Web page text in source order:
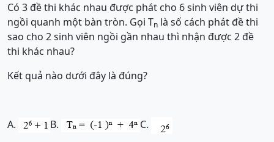
Có 3 đề thi khác nhau được phát cho 6 sinh viên dự thi
ngồi quanh một bàn tròn. Gọi Tn là số cách phát đề thi
sao cho 2 sinh viên ngồi gần nhau thì nhận được 2 đề
thi khác nhau?
Kết quả nào dưới đây là đúng?
A. B. C.